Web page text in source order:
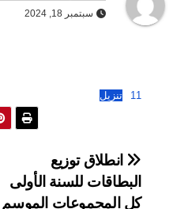
سبتمبر 18, 2024
تنزيل
تصفّح
المقالات
انطلاق توزيع
البطاقات للسنة الأولى
كل المجموعات الموسم